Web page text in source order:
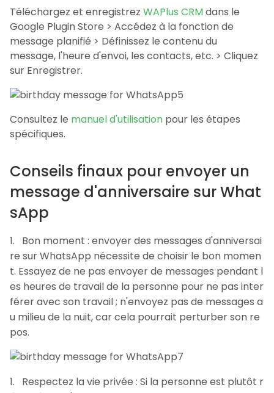
Téléchargez et enregistrez WAPlus CRMdans le
Google Plugin Store > Accédez à la fonction de
message planifié > Définissez le contenu du
message, l'heure d'envoi, les contacts, etc. > Cliquez
sur Enregistrer.
Consultez le manuel d'utilisation pour les étapes
spécifiques.
Conseils finaux pour envoyer un
message d'anniversaire sur What
sApp
Bon moment : envoyer des messages d'anniversai
re sur WhatsApp nécessite de choisir le bon momen
t. Essayez de ne pas envoyer de messages pendant l
es heures de travail de la personne pour ne pas inter
férer avec son travail ; n'envoyez pas de messages a
u milieu de la nuit, car cela pourrait perturber son re
pos.
Respectez la vie privée : Si la personne est plutôt r